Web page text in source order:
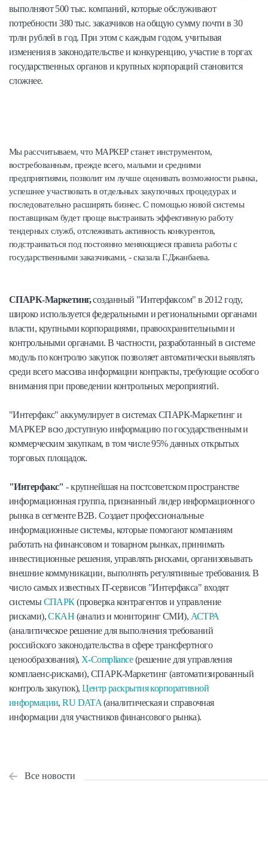
выполняют 500 тыс. компаний, которые обслуживают
потребности 380 тыс. заказчиков на общую сумму почти в 30
трлн рублей в год. При этом с каждым годом, учитывая
изменения в законодательстве и конкуренцию, участие в торгах
государственных органов и крупных корпораций становится
сложнее.
Мы рассчитываем, что МАРКЕР станет инструментом,
востребованным, прежде всего, малыми и средними
предприятиями, позволит им лучше оценивать возможности рынка,
успешнее участвовать в отдельных закупочных процедурах и
последовательно расширять бизнес. С помощью новой системы
поставщикам будет проще выстраивать эффективную работу
тендерных служб, отслеживать активность конкурентов,
подстраиваться под постоянно меняющиеся правила работы с
государственными заказчиками, - сказала Г.Джанбаева.
СПАРК-Маркетинг,созданный "Интерфаксом" в 2012 году,
широко используется федеральными и региональными органами
власти, крупными корпорациями, правоохранительными и
контрольными органами. В частности, разработанный в системе
модуль по контролю закупок позволяет автоматически выявлять
среди всего массива информации контракты, требующие особого
внимания при проведении контрольных мероприятий.
"Интерфакс" аккумулирует в системах СПАРК-Маркетинг и
МАРКЕР всю доступную информацию по государственным и
коммерческим закупкам, в том числе 95% данных открытых
торговых площадок.
"Интерфакс" - крупнейшая на постсоветском пространстве
информационная группа, признанный лидер информационного
рынка в сегменте B2B. Создает профессиональные
информационные системы, которые помогают компаниям
работать на финансовом и товарном рынках, принимать
инвестиционные решения, управлять рисками, организовывать
внешние коммуникации, выполнять регулятивные требования. В
число самых известных IT-сервисов "Интерфакса" входят
системыСПАРК(проверка контрагентов и управление
рисками),СКАН (анализ и мониторинг СМИ), АСТРА
(аналитическое решение для выполнения требований
российского законодательства в сфере трансфертного
ценообразования), X-Compliance(решение для управления
комплаенс-рисками), СПАРК-Маркетинг (автоматизированный
контроль закупок),Центр раскрытия корпоративной
информации,RU DATA (аналитическая и справочная
информации для участников финансового рынка).
Все новости